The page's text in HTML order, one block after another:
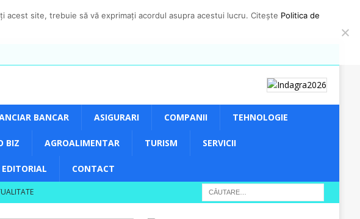
BANCAR ASIGURARI COMPANII TEHNOLOGIE
BIZ AGROALIMENTAR TURISM SERVICII
EDITORIAL CONTACT
site, trebuie să vă exprimați acordul asupra acestui lucru. Citește Politica de